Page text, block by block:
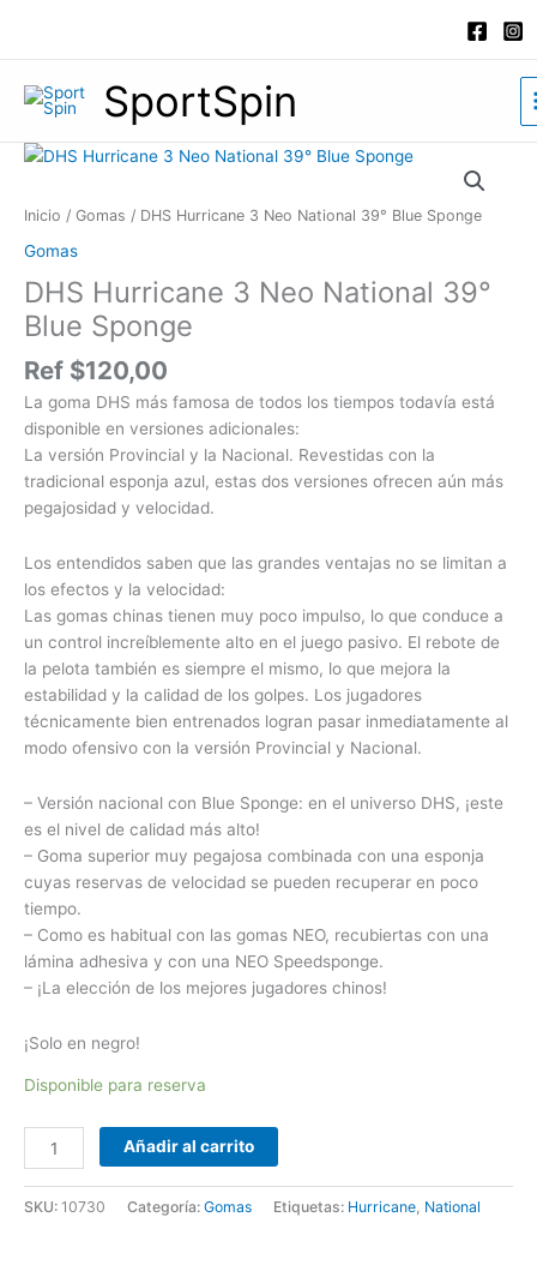
contenido
SportSpin
Inicio / Gomas / DHS Hurricane 3 Neo National 39° Blue Sponge
Gomas
DHS Hurricane 3 Neo National 39°
Blue Sponge
Ref $120,00
La goma DHS más famosa de todos los tiempos todavía está
disponible en versiones adicionales:
La versión Provincial y la Nacional. Revestidas con la
tradicional esponja azul, estas dos versiones ofrecen aún más
pegajosidad y velocidad.
Los entendidos saben que las grandes ventajas no se limitan a
los efectos y la velocidad:
Las gomas chinas tienen muy poco impulso, lo que conduce a
un control increíblemente alto en el juego pasivo. El rebote de
la pelota también es siempre el mismo, lo que mejora la
estabilidad y la calidad de los golpes. Los jugadores
técnicamente bien entrenados logran pasar inmediatamente al
modo ofensivo con la versión Provincial y Nacional.
– Versión nacional con Blue Sponge: en el universo DHS, ¡este
es el nivel de calidad más alto!
– Goma superior muy pegajosa combinada con una esponja
cuyas reservas de velocidad se pueden recuperar en poco
tiempo.
– Como es habitual con las gomas NEO, recubiertas con una
lámina adhesiva y con una NEO Speedsponge.
– ¡La elección de los mejores jugadores chinos!
¡Solo en negro!
Disponible para reserva
DHS
3
National
39°
Blue
Sponge
cantidad
Añadir al carrito
SKU: 10730 Categoría: Gomas Etiquetas: Hurricane, National